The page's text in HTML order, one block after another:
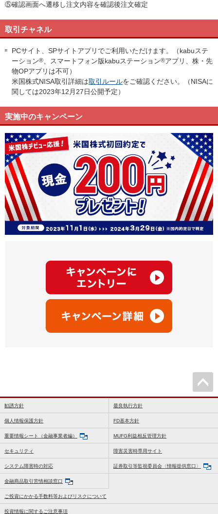
⑤確認画面へ遷移し注文内容を確認後注文確定
取引チャネル
PCサイト、SPサイトアプリでご利用いただけます。（kabuステ
ーション®、スマートフォン版kabuステーション®アプリ、株・先
物OPアプリは不可）
米国株式NISA取引詳細は取引ルールをご確認ください。（NISAに
関しては2023年12月27日公開予定）
実施中のキャンペーン
勧誘方針 最良執行方針
個人情報保護方針 FD基本方針
重要情報シート（金融事業者編） MUFG利益相反管理方針
セキュリティ 障害災害時専用サイト
システム障害時の対応 証券取引等監視委員会〈情報提供窓口〉
金融商品取引苦情相談窓口
ご投資にかかる手数料等およびリスクについて
投資情報に関するご注意事項